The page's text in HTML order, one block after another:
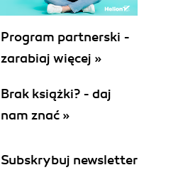
Program partnerski -
zarabiaj więcej »
Brak książki? - daj
nam znać »
Subskrybuj newsletter